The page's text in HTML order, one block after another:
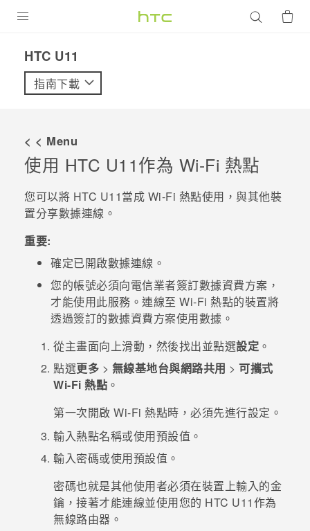
VIVE
配件
優惠專區
焦點訊息
校園專案
企業採購
銷售門市
支援服務
VIVELAND
HTC U11‎
指南下載
< < Menu
使用 HTC U11作為 Wi-Fi 熱點
您可以將 HTC U11當成 Wi-Fi 熱點使用，與其他裝
置分享數據連線。
重要:
確定已開啟數據連線。
您的帳號必須向電信業者簽訂數據資費方案，
才能使用此服務。連線至 Wi-Fi 熱點的裝置將
透過簽訂的數據資費方案使用數據。
從主畫面向上滑動，然後找出並點選設定 。
點選更多 > 無線基地台與網路共用 > 可攜式
Wi-Fi 熱點 。
第一次開啟 Wi-Fi 熱點時，必須先進行設定。
輸入熱點名稱或使用預設值。
輸入密碼或使用預設值。
密碼也就是其他使用者必須在裝置上輸入的金
鑰，接著才能連線並使用您的 HTC U11作為
無線路由器。